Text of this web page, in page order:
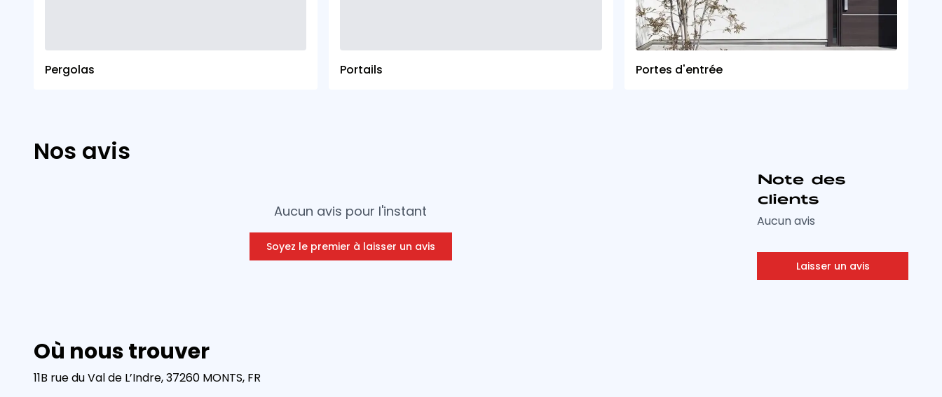
Pergolas Portails Portes d'entrée
Nos avis
Aucun avis pour l'instant
Soyez le premier à laisser un avis
Note des
clients
Aucun avis
Laisser un avis
Où nous trouver
11B rue du Val de L’Indre, 37260 MONTS, FR